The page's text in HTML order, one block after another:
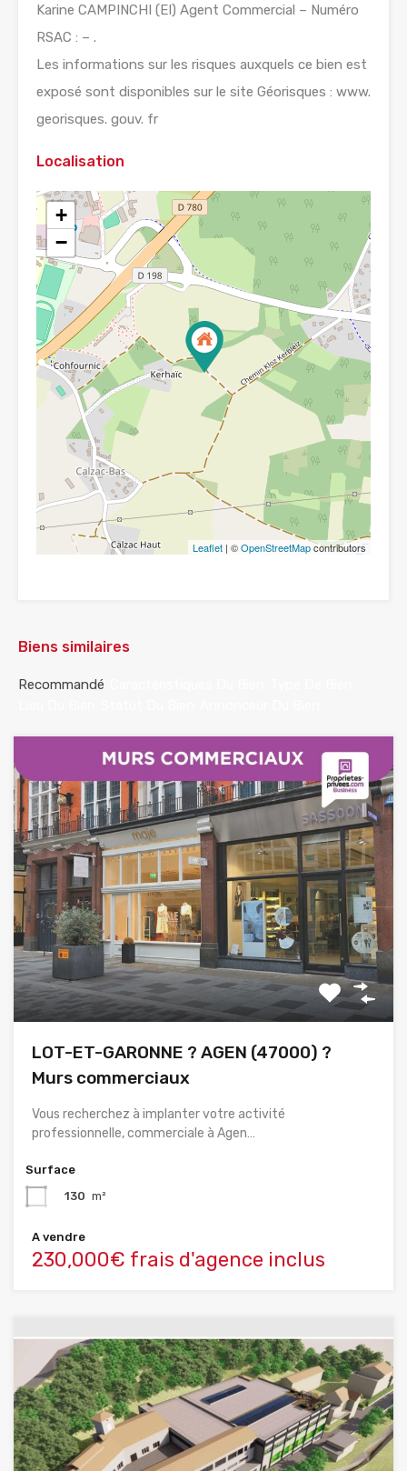
Karine CAMPINCHI (EI) Agent Commercial – Numéro
RSAC : – .
Les informations sur les risques auxquels ce bien est
exposé sont disponibles sur le site Géorisques : www.
georisques. gouv. fr
Localisation
+
−
Leaflet | ©OpenStreetMapcontributors
Biens similaires
Recommandé
LOT-ET-GARONNE ? AGEN (47000) ?
Murs commerciaux
Vous recherchez à implanter votre activité
professionnelle, commerciale à Agen…
Surface
130 m²
A vendre
230,000€ frais d'agence inclus